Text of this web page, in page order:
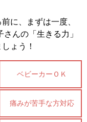
ベビーカーＯＫ
痛みが苦手な方対応
に、まずは一度、
んの「生きる力」
ょう！